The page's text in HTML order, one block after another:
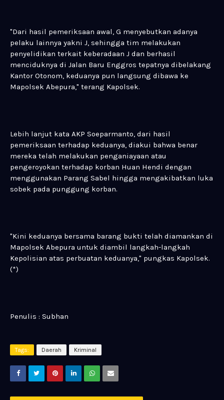
"Dari hasil pemeriksaan awal, G menyebutkan adanya
pelaku lainnya yakni J, sehingga tim melakukan
penyelidikan terkait keberadaan J dan berhasil
menciduknya di Jalan Baru Enggros tepatnya dibelakang
Kantor Otonom, keduanya pun langsung dibawa ke
Mapolsek Abepura," terang Kapolsek.
Lebih lanjut kata AKP Soeparmanto, dari hasil
pemeriksaan terhadap keduanya, diakui bahwa benar
mereka telah melakukan penganiayaan atau
pengeroyokan terhadap korban Huan Hendi dengan
menggunakan Parang Sabel hingga mengakibatkan luka
sobek pada punggung korban.
"Kini keduanya bersama barang bukti telah diamankan di
Mapolsek Abepura untuk diambil langkah-langkah
Kepolisian atas perbuatan keduanya," pungkas Kapolsek.
(*)
Penulis : Subhan
Tags: Daerah Kriminal